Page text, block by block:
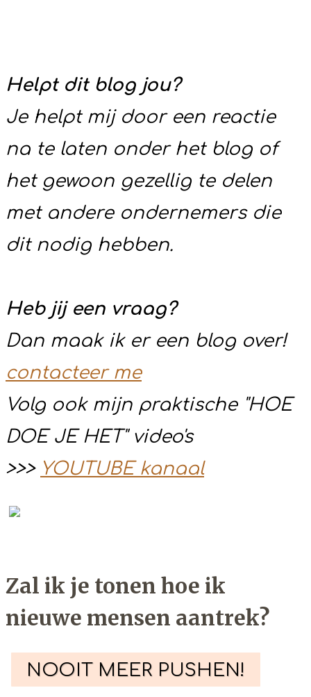
Helpt dit blog jou?
Je helpt mij door een reactie
na te laten onder het blog of
het gewoon gezellig te delen
met andere ondernemers die
dit nodig hebben.
Heb jij een vraag?
Dan maak ik er een blog over!
contacteer me
Volg ook mijn praktische "HOE
DOE JE HET" video's
>>> YOUTUBE kanaal
Zal ik je tonen hoe ik
nieuwe mensen aantrek?
NOOIT MEER PUSHEN!